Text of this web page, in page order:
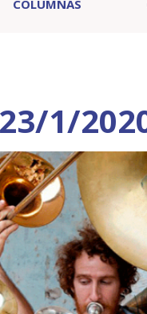
COLUMNAS
1/